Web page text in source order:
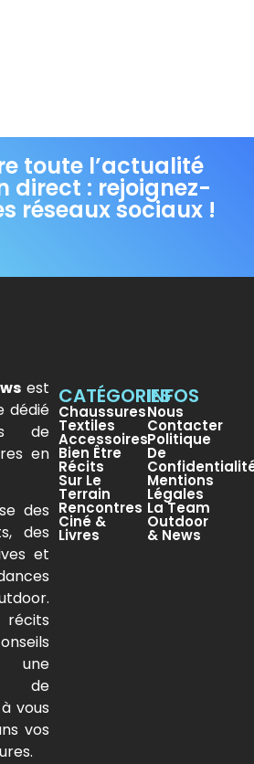
toute l’actualité
direct : rejoignez-
réseaux sociaux !
est
dédié
de
en
des
des
et
une
de
vous
vos
CATÉGORIES
Chaussures
Textiles
Accessoires
Bien Être
Récits
Sur Le
Terrain
Rencontres
Ciné &
Livres
INFOS
Nous
Contacter
Politique
De
Mentions
Légales
La Team
Outdoor
& News